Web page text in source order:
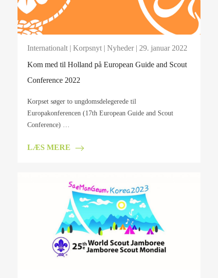
Internationalt| Korpsnyt| Nyheder| 29. januar 2022
Kom med til Holland på European Guide and Scout
Conference 2022
Korpset søger to ungdomsdelegerede til
Europakonferencen (17th European Guide and Scout
Conference) …
LÆS MERE